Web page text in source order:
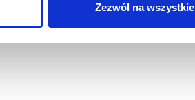
Zezwól na wszystkie
(Poznań
bohaterami